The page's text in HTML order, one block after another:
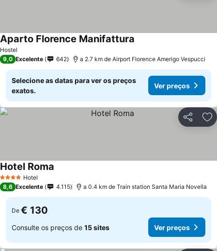
Hostel
Aparto Florence Manifattura
9,0 Excelente 642 a 2.7 km de Airport Florence Amerigo Vespucci
Selecione as datas para ver os preços
exatos.
Ver preços
Partilhar
4 EstrelasHotel
Hotel Roma
8,6 Excelente 4.115 a 0.4 km de Train station Santa Maria Novella
De € 130
Consulte os preços de 15 sites Ver preços